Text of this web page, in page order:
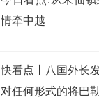
情牵中越
快看点丨八国外长
对任何形式的将巴